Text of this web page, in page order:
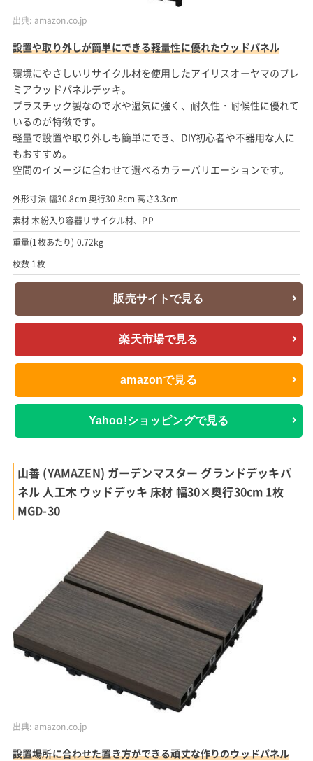
出典: amazon.co.jp
設置や取り外しが簡単にできる軽量性に優れたウッドパネル
環境にやさしいリサイクル材を使用したアイリスオーヤマのプレ
ミアウッドパネルデッキ。
プラスチック製なので水や湿気に強く、耐久性・耐候性に優れて
いるのが特徴です。
軽量で設置や取り外しも簡単にでき、DIY初心者や不器用な人に
もおすすめ。
空間のイメージに合わせて選べるカラーバリエーションです。
外形寸法 幅30.8cm 奥行30.8cm 高さ3.3cm
素材 木紛入り容器リサイクル材、PP
重量(1枚あたり) 0.72kg
枚数 1枚
販売サイトで見る
楽天市場で見る
amazonで見る
Yahoo!ショッピングで見る
山善 (YAMAZEN) ガーデンマスター グランドデッキパ
ネル 人工木 ウッドデッキ 床材 幅30×奥行30cm 1枚
MGD-30
出典: amazon.co.jp
設置場所に合わせた置き方ができる頑丈な作りのウッドパネル